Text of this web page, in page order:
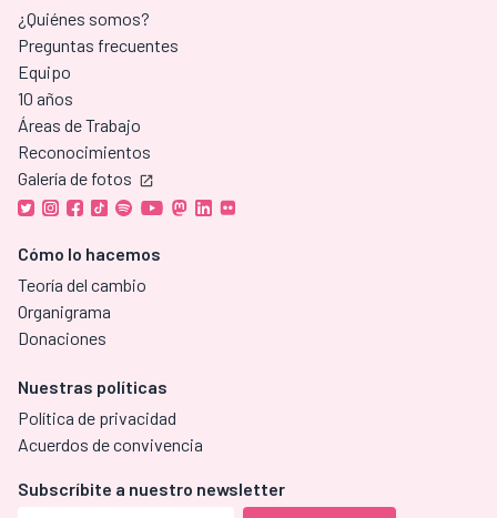
¿Quiénes somos?
Preguntas frecuentes
Equipo
10 años
Áreas de Trabajo
Reconocimientos
Galería de fotos
Cómo lo hacemos
Teoría del cambio
Organigrama
Donaciones
Nuestras políticas
Política de privacidad
Acuerdos de convivencia
Subscríbite a nuestro newsletter